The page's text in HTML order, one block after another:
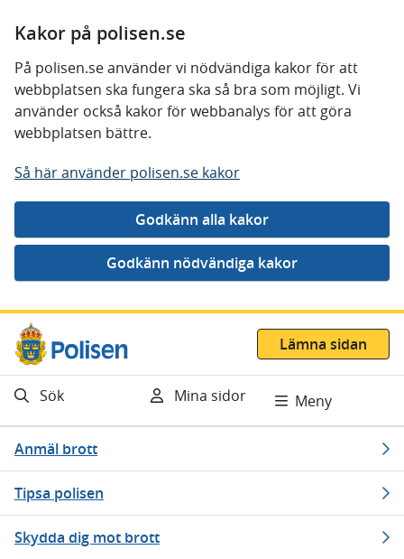
Kakor på polisen.se
På polisen.se använder vi nödvändiga kakor för att
webbplatsen ska fungera ska så bra som möjligt. Vi
använder också kakor för webbanalys för att göra
webbplatsen bättre.
Så här använder polisen.se kakor
Gå direkt till innehåll
Lämna sidan
Sök Mina sidor Meny
Anmäl brott
Tipsa polisen
Skydda dig mot brott